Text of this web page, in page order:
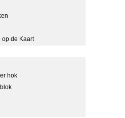
op de Kaart
hok